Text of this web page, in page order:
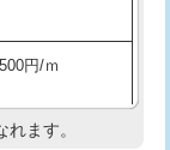
円
円
円/ｍ
調査
ます。